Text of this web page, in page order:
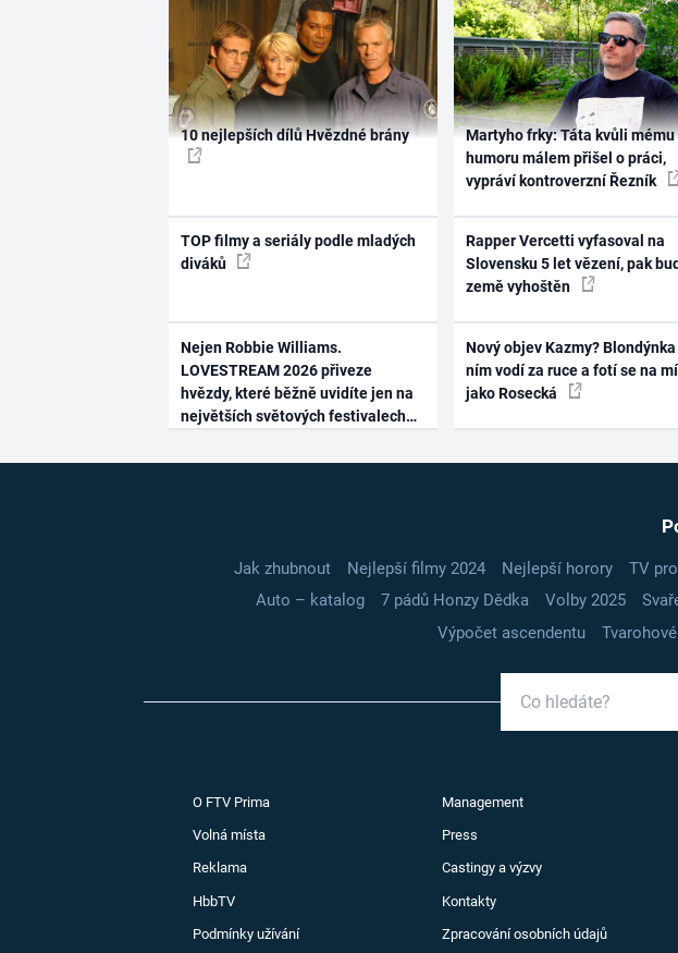
10 nejlepších dílů Hvězdné brány
TOP filmy a seriály podle mladých
diváků
Nejen Robbie Williams.
LOVESTREAM 2026 přiveze
hvězdy, které běžně uvidíte jen na
největších světových festivalech
Martyho frky: Táta kvůli mému
humoru málem přišel o práci,
vypráví kontroverzní Řezník
Rapper Vercetti vyfasoval na
Slovensku 5 let vězení, pak
země vyhoštěn
Nový objev Kazmy? Blondýnka
ním vodí za ruce a fotí se na
jako Rosecká
Jak zhubnout Nejlepší filmy 2024 Nejlepší horory TV
Auto – katalog
7 pádů Honzy Dědka Volby 2025
Výpočet ascendentu
O FTV Prima Management
Volná místa Press
Reklama Castingy a výzvy
HbbTV Kontakty
Podmínky užívání Zpracování osobních údajů